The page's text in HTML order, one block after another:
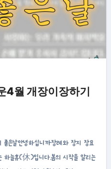
4월 개장이장하기
하늘휴(休)입니다.봄의 시작을 알리는